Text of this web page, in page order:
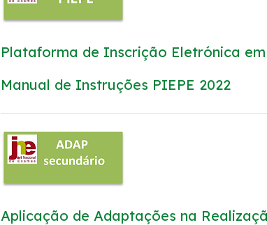
Plataforma de Inscrição Eletrónica
Manual de Instruções PIEPE 2022
Aplicação de Adaptações na